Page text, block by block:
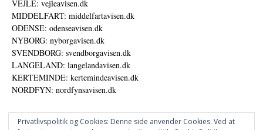
VEJLE: vejleavisen.dk
MIDDELFART: middelfartavisen.dk
ODENSE: odenseavisen.dk
NYBORG: nyborgavisen.dk
SVENDBORG: svendborgavisen.dk
LANGELAND: langelandavisen.dk
KERTEMINDE: kertemindeavisen.dk
NORDFYN: nordfynsavisen.dk
Privatlivspolitik og Cookies: Denne side anvender Cookies. Ved at